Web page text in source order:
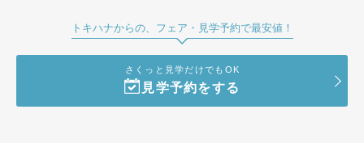
トキハナからの、フェア・見学予約で最安値！
さくっと見学だけでもOK
見学予約をする